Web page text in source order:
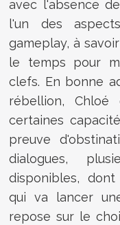
avec l'absence
l'un des
gameplay, à
le temps pour
clefs. En bonne
rébellion,
certaines
preuve
dialogues,
disponibles,
qui va lancer
repose sur le